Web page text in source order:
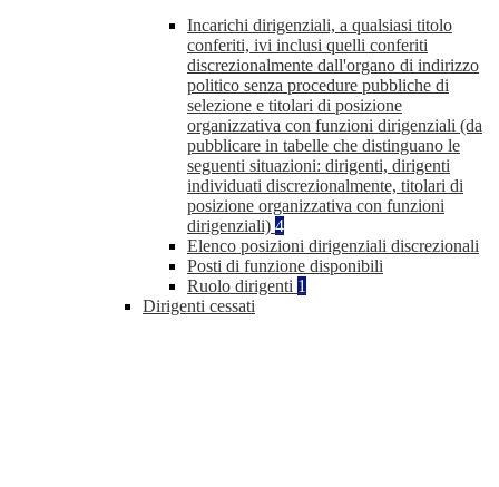
Incarichi dirigenziali, a qualsiasi titolo
conferiti, ivi inclusi quelli conferiti
discrezionalmente dall'organo di indirizzo
politico senza procedure pubbliche di
selezione e titolari di posizione
organizzativa con funzioni dirigenziali (da
pubblicare in tabelle che distinguano le
seguenti situazioni: dirigenti, dirigenti
individuati discrezionalmente, titolari di
posizione organizzativa con funzioni
dirigenziali) 4
Elenco posizioni dirigenziali discrezionali
Posti di funzione disponibili
Ruolo dirigenti 1
Dirigenti cessati